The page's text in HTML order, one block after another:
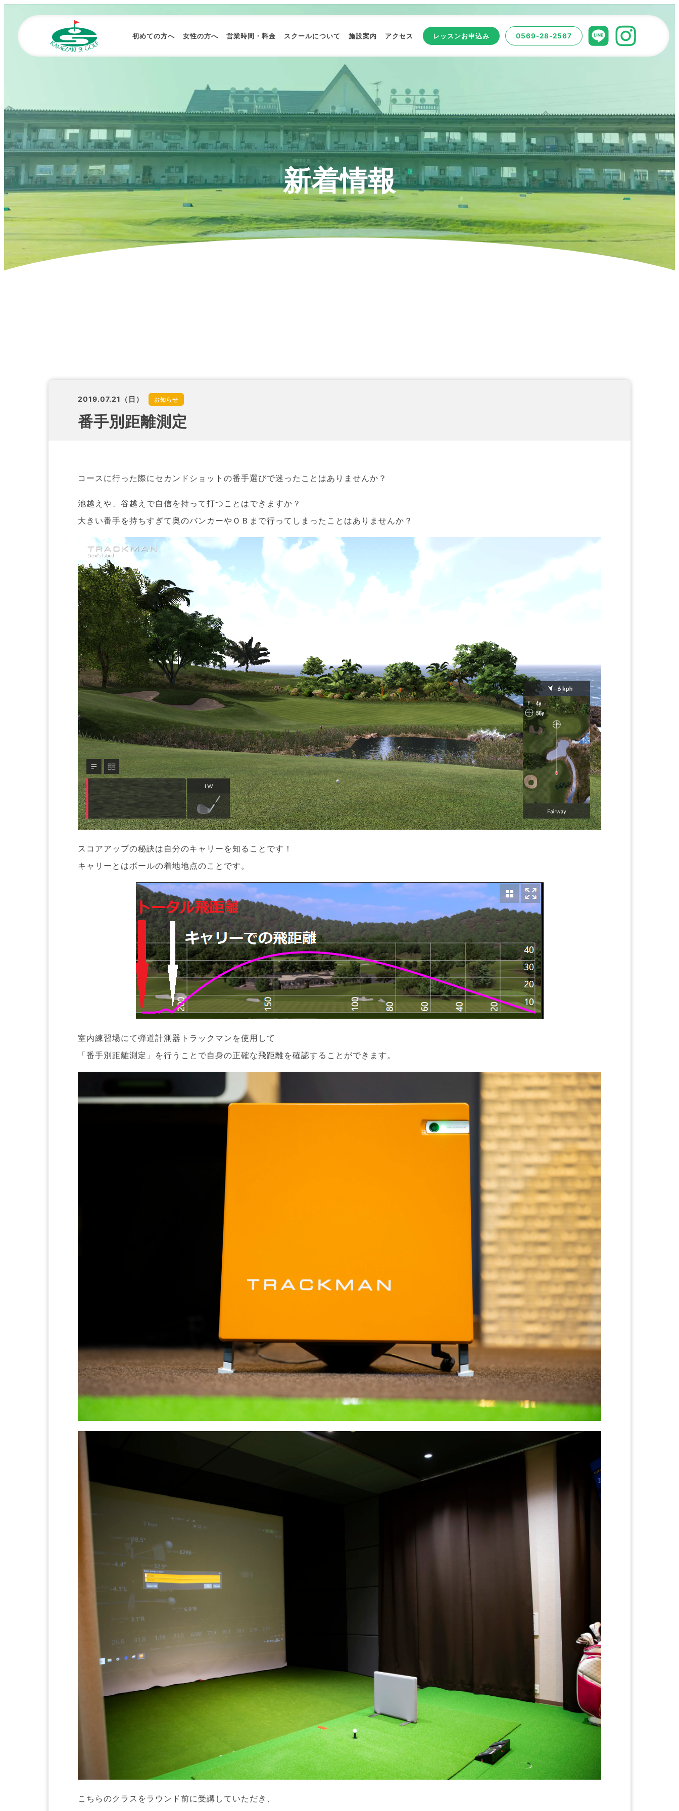
新着情報
2019.07.21（日） お知らせ
番手別距離測定
コースに行った際にセカンドショットの番手選びで迷ったことはありませんか？
池越えや、谷越えで自信を持って打つことはできますか？
大きい番手を持ちすぎて奥のバンカーやＯＢまで行ってしまったことはありませんか？
スコアアップの秘訣は自分のキャリーを知ることです！
キャリーとはボールの着地地点のことです。
室内練習場にて弾道計測器トラックマンを使用して
「番手別距離測定」を行うことで自身の正確な飛距離を確認することができます。
こちらのクラスをラウンド前に受講していただき、
初めての方へ 女性の方へ 営業時間・料金 スクールについて 施設案内 アクセス レッスンお申込み 0569-28-2567